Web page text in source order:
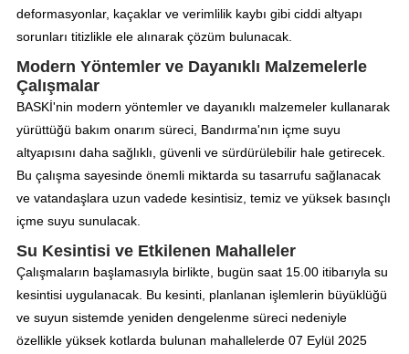
deformasyonlar, kaçaklar ve verimlilik kaybı gibi ciddi altyapı
sorunları titizlikle ele alınarak çözüm bulunacak.
Modern Yöntemler ve Dayanıklı Malzemelerle
Çalışmalar
BASKİ'nin modern yöntemler ve dayanıklı malzemeler kullanarak
yürüttüğü bakım onarım süreci, Bandırma'nın içme suyu
altyapısını daha sağlıklı, güvenli ve sürdürülebilir hale getirecek.
Bu çalışma sayesinde önemli miktarda su tasarrufu sağlanacak
ve vatandaşlara uzun vadede kesintisiz, temiz ve yüksek basınçlı
içme suyu sunulacak.
Su Kesintisi ve Etkilenen Mahalleler
Çalışmaların başlamasıyla birlikte, bugün saat 15.00 itibarıyla su
kesintisi uygulanacak. Bu kesinti, planlanan işlemlerin büyüklüğü
ve suyun sistemde yeniden dengelenme süreci nedeniyle
özellikle yüksek kotlarda bulunan mahallelerde 07 Eylül 2025